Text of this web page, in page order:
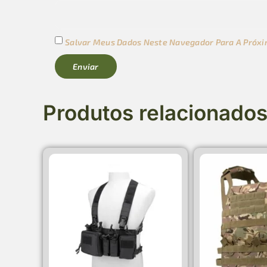
Salvar Meus Dados Neste Navegador Para A
Produtos relacionados